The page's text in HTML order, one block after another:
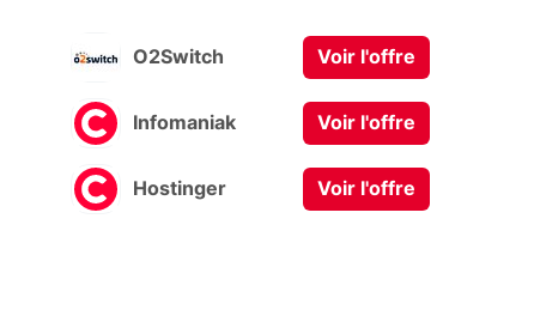
O2Switch Voir l'offre
Infomaniak Voir l'offre
Hostinger Voir l'offre